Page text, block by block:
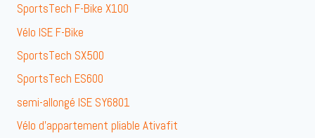
SportsTech F-Bike X100
Vélo ISE F-Bike
SportsTech SX500
SportsTech ES600
semi-allongé ISE SY6801
Vélo d’appartement pliable Ativafit